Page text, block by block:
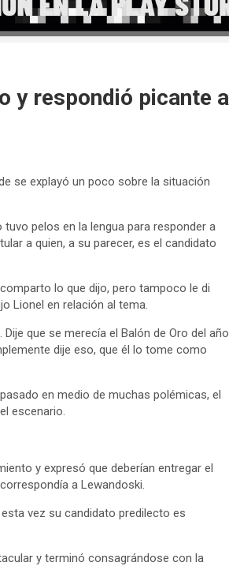
y respondió picante a
se explayó un poco sobre la situación
pelos en la lengua para responder a
a quien, a su parecer, es el candidato
lo que dijo, pero tampoco le di
Lionel en relación al tema.
que se merecía el Balón de Oro del año
dije eso, que él lo tome como
en medio de muchas polémicas, el
escenario.
y expresó que deberían entregar el
a Lewandoski.
vez su candidato predilecto es
y terminó consagrándose con la